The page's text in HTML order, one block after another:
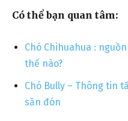
Có thể bạn quan tâm:
Chó Chihuahua :
thế nào?
Chó Bully – Thông tin
săn đón